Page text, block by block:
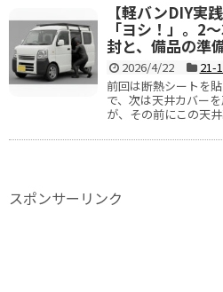
【軽バンDIY実
「ヨシ！」。2
封と、備品の準
2026/4/22 21-
前回は断熱シートを
で、次は天井カバー
が、その前にこの天
スポンサーリンク